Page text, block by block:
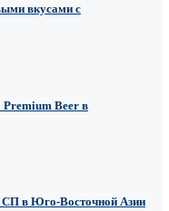
вкусами с
Beer в
СП в Юго-Восточной Азии